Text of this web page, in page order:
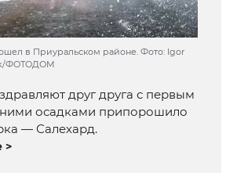
в Приуральском районе. Фото: Igor
ФОТОДОМ
друг друга с первым
осадками припорошило
— Салехард.
>